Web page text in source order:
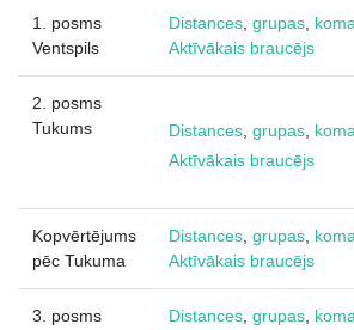
1. posms
Ventspils
Distances grupas
Aktīvākais braucējs
2. posms
Tukums
Distances grupas
Aktīvākais braucējs
Kopvērtējums
pēc Tukuma
Distances grupas
Aktīvākais braucējs
3. posms
Distances grupas